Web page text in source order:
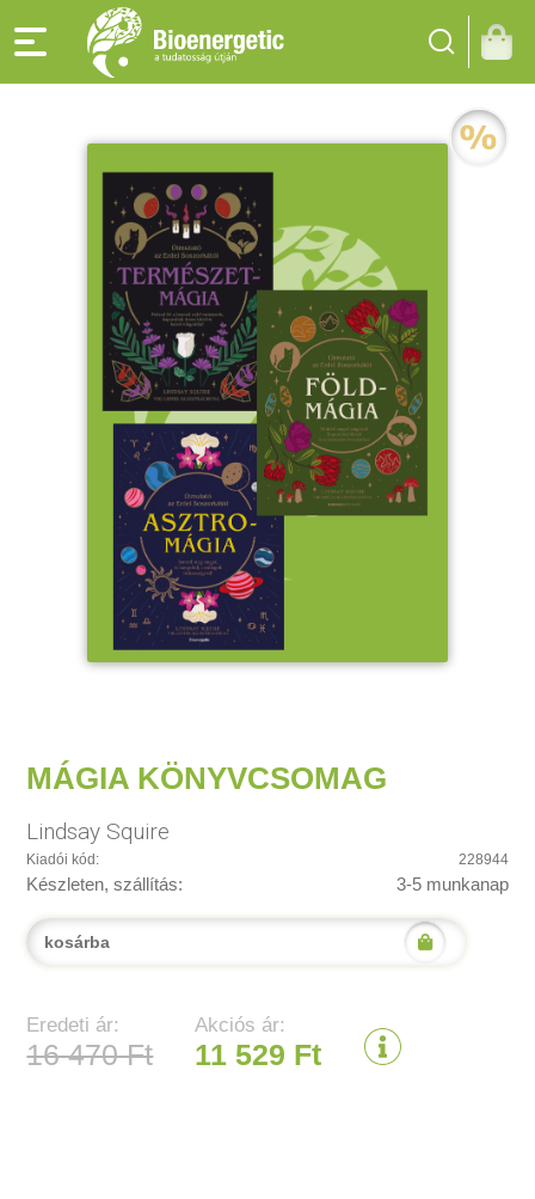
MÁGIA KÖNYVCSOMAG
Lindsay Squire
Kiadói kód: 228944
Készleten, szállítás: 3-5 munkanap
kosárba
Eredeti ár:
16 470 Ft
Akciós ár:
11 529 Ft